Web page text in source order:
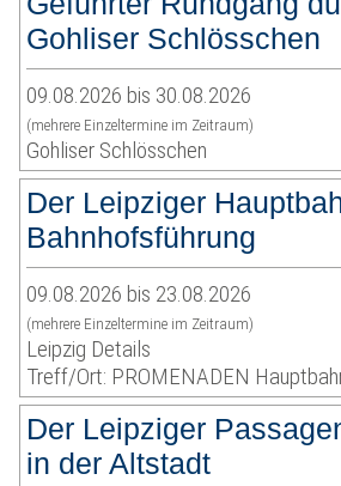
Gohliser Schlösschen
09.08.2026 bis 30.08.2026
(mehrere Einzeltermine im Zeitraum)
Gohliser Schlösschen
Der Leipziger
Bahnhofsführung
09.08.2026 bis 23.08.2026
(mehrere Einzeltermine im Zeitraum)
Leipzig Details
Treff/Ort: PROMENADEN
Der Leipziger
in der Altstadt